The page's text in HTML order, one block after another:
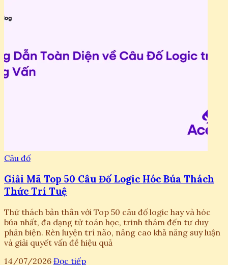
Câu đố
Giải Mã Top 50 Câu Đố Logic Hóc Búa Thách
Thức Trí Tuệ
Thử thách bản thân với Top 50 câu đố logic hay và hóc
búa nhất, đa dạng từ toán học, trinh thám đến tư duy
phản biện. Rèn luyện trí não, nâng cao khả năng suy luận
và giải quyết vấn đề hiệu quả
14/07/2026 Đọc tiếp